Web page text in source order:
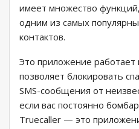
имеет множество
одним из самых
контактов.
Это приложение работает
позволяет блокировать
SMS-сообщения от
если вас постоянно
Truecaller — это